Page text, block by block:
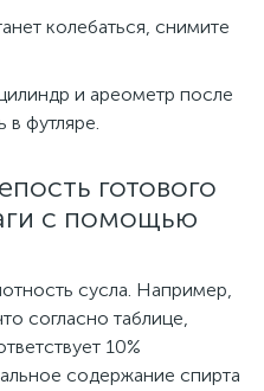
колебаться, снимите
и ареометр после
в футляре.
готового
с помощью
сусла. Например,
согласно таблице,
10%
содержание спирта